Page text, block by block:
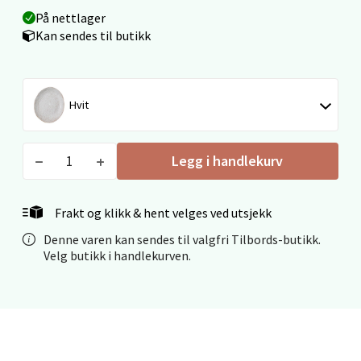
På nettlager
Kan sendes til butikk
Hvit
Legg i handlekurv
Frakt og klikk & hent velges ved utsjekk
Denne varen kan sendes til valgfri Tilbords-butikk.
Velg butikk i handlekurven.
Åpent i dag 09-19
0 i butikk
Ålesund - Thon Senter Moa
Åpent i dag 10-20
0 i butikk